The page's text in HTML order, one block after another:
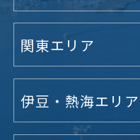
関東エリア
伊豆・熱海エリア